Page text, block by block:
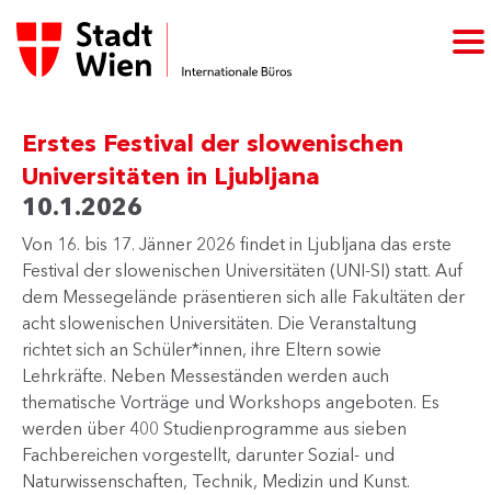
Erstes Festival der slowenischen
Universitäten in Ljubljana
10.1.2026
Von 16. bis 17. Jänner 2026 findet in Ljubljana das erste
Festival der slowenischen Universitäten (UNI-SI) statt. Auf
dem Messegelände präsentieren sich alle Fakultäten der
acht slowenischen Universitäten. Die Veranstaltung
richtet sich an Schüler*innen, ihre Eltern sowie
Lehrkräfte. Neben Messeständen werden auch
thematische Vorträge und Workshops angeboten. Es
werde​​n über 400 Stu​​dienprogramme aus sieben
Fachbereichen vorgestellt, darunter Sozial- und
Naturwissenschaften, Technik, Medizin und Kunst.